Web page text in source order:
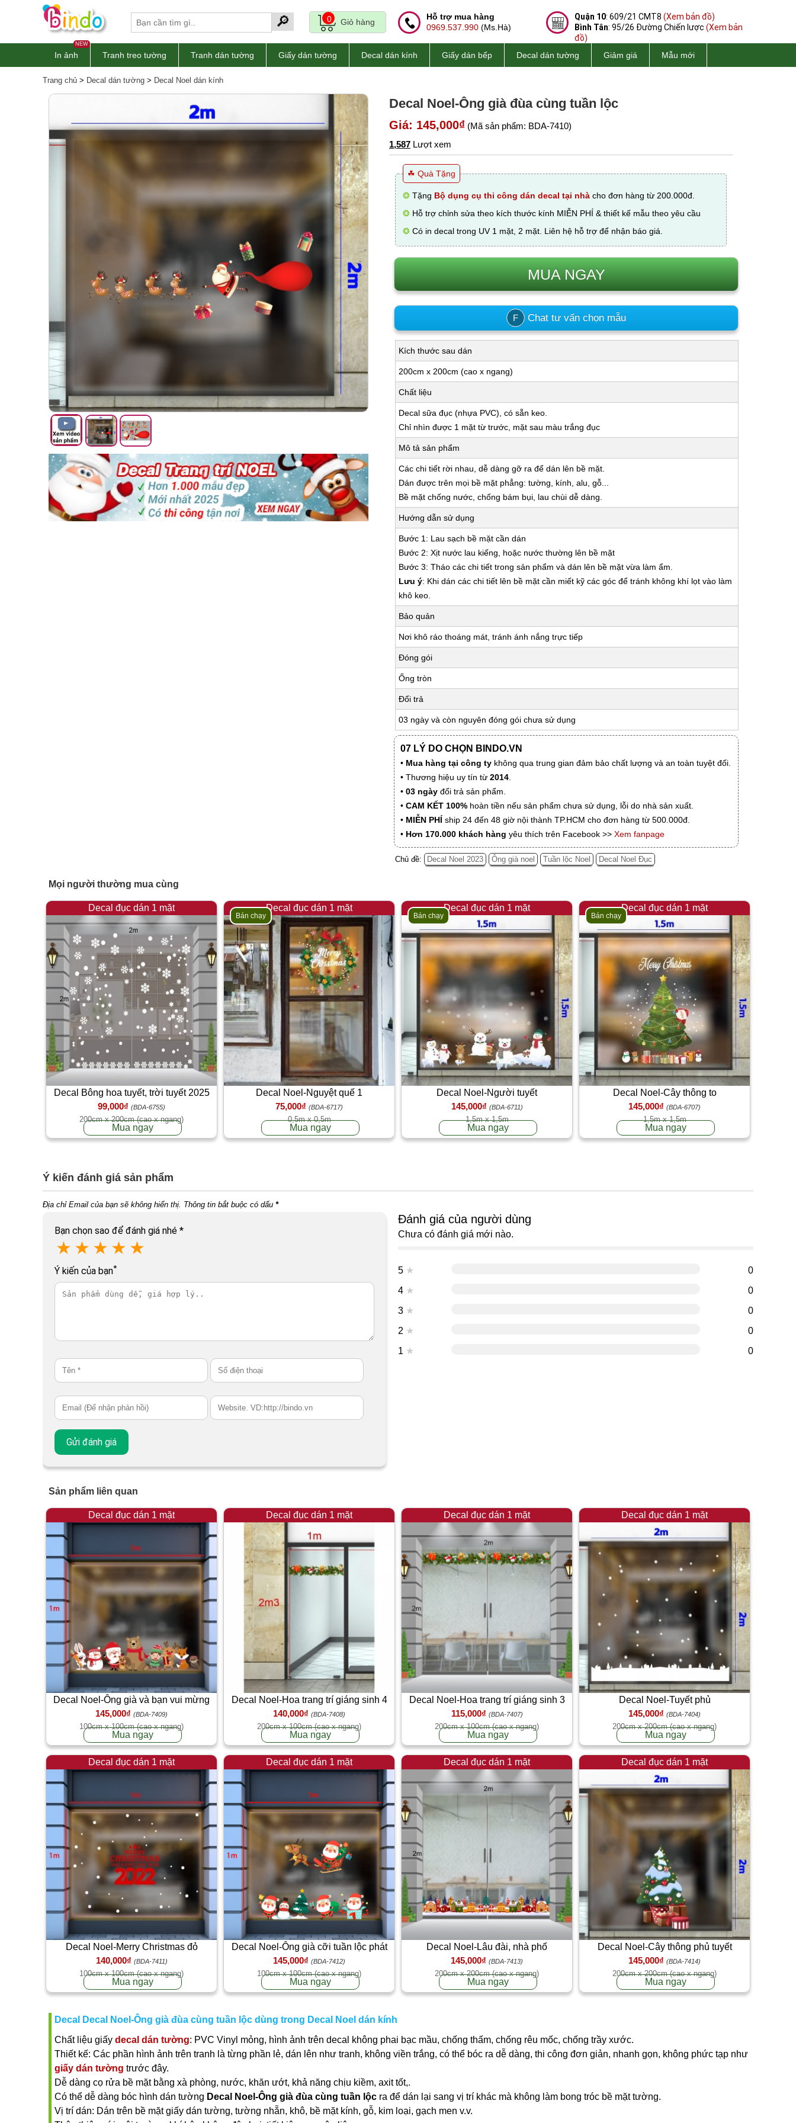
🔎 0 Giỏ hàng
Hỗ trợ mua hàng
0969.537.990 (Ms.Hà)
Quận 10: 609/21 CMT8 (Xem bản đồ)
Bình Tân: 95/26 Đường Chiến lược (Xem bản
đồ)
NEW
In ảnh Tranh treo tường Tranh dán tường Giấy dán tường Decal dán kính Giấy dán bếp Decal dán tường Giảm giá Mẫu mới
Trang chủ > Decal dán tường > Decal Noel dán kính
Decal Noel-Ông già đùa cùng tuần lộc
Giá: 145,000₫ (Mã sản phẩm: BDA-7410)
1,587 Lượt xem
☘ Quà Tặng
❂ Tặng Bộ dụng cụ thi công dán decal tại nhà cho đơn hàng từ 200.000đ.
❂ Hỗ trợ chỉnh sửa theo kích thước kính MIỄN PHÍ & thiết kế mẫu theo yêu cầu
❂ Có in decal trong UV 1 mặt, 2 mặt. Liên hệ hỗ trợ để nhận báo giá.
MUA NGAY
F Chat tư vấn chọn mẫu
Kích thước sau dán
200cm x 200cm (cao x ngang)
Chất liệu
Decal sữa đục (nhựa PVC), có sẵn keo.
Chỉ nhìn được 1 mặt từ trước, mặt sau màu trắng đục
Mô tả sản phẩm
Các chi tiết rời nhau, dễ dàng gỡ ra để dán lên bề mặt.
Dán được trên mọi bề mặt phẳng: tường, kính, alu, gỗ...
Bề mặt chống nước, chống bám bụi, lau chùi dễ dàng.
Hướng dẫn sử dụng
Bước 1: Lau sạch bề mặt cần dán
Bước 2: Xịt nước lau kiếng, hoặc nước thường lên bề mặt
Bước 3: Tháo các chi tiết trong sản phẩm và dán lên bề mặt vừa làm ẩm.
Lưu ý: Khi dán các chi tiết lên bề mặt cần miết kỹ các góc để tránh không khí lọt vào làm
khô keo.
Bảo quản
Nơi khô ráo thoáng mát, tránh ánh nắng trực tiếp
Đóng gói
Ống tròn
Đổi trả
03 ngày và còn nguyên đóng gói chưa sử dụng
07 LÝ DO CHỌN BINDO.VN
• Mua hàng tại công ty không qua trung gian đảm bảo chất lượng và an toàn tuyệt đối.
• Thương hiệu uy tín từ 2014
• 03 ngày đổi trả sản phẩm.
• CAM KẾT 100% hoàn tiền nếu sản phẩm chưa sử dụng, lỗi do nhà sản xuất.
• MIỄN PHÍ ship 24 đến 48 giờ nội thành TP.HCM cho đơn hàng từ 500.000đ.
• Hơn 170.000 khách hàng yêu thích trên Facebook >> Xem fanpage
Chủ đề: Decal Noel 2023 Ông già noel Tuần lộc Noel Decal Noel Đục
Mọi người thường mua cùng
Decal đục dán 1 mặt
Decal Bông hoa tuyết, trời tuyết 2025
99,000₫ (BDA-6755)
200cm x 200cm (cao x ngang)
Mua ngay
Decal đục dán 1 mặt
Bán chạy
Decal Noel-Nguyệt quế 1
75,000₫ (BDA-6717)
0,5m x 0,5m
Mua ngay
Decal đục dán 1 mặt
Bán chạy
Decal Noel-Người tuyết
145,000₫ (BDA-6711)
1,5m x 1,5m
Mua ngay
Decal đục dán 1 mặt
Bán chạy
Decal Noel-Cây thông to
145,000₫ (BDA-6707)
1,5m x 1,5m
Mua ngay
Ý kiến đánh giá sản phẩm
Địa chỉ Email của bạn sẽ không hiển thị. Thông tin bắt buộc có dấu *
Bạn chọn sao để đánh giá nhé *
★ ★ ★ ★ ★
Ý kiến của bạn*
Đánh giá của người dùng
Chưa có đánh giá mới nào.
5 ★
0
4 ★
0
3 ★
0
2 ★
0
1 ★ 0
Sản phẩm liên quan
Decal đục dán 1 mặt
Decal Noel-Ông già và bạn vui mừng
giáng sinh
145,000₫ (BDA-7409)
100cm x 100cm (cao x ngang)
Mua ngay
Decal đục dán 1 mặt
Decal Noel-Hoa trang trí giáng sinh 4
140,000₫ (BDA-7408)
200cm x 100cm (cao x ngang)
Mua ngay
Decal đục dán 1 mặt
Decal Noel-Hoa trang trí giáng sinh 3
115,000₫ (BDA-7407)
200cm x 100cm (cao x ngang)
Mua ngay
Decal đục dán 1 mặt
Decal Noel-Tuyết phủ
145,000₫ (BDA-7404)
200cm x 200cm (cao x ngang)
Mua ngay
Decal đục dán 1 mặt
Decal Noel-Merry Christmas đỏ
140,000₫ (BDA-7411)
100cm x 100cm (cao x ngang)
Mua ngay
Decal đục dán 1 mặt
Decal Noel-Ông già cỡi tuần lộc phát
quà cho bạn
145,000₫ (BDA-7412)
100cm x 100cm (cao x ngang)
Mua ngay
Decal đục dán 1 mặt
Decal Noel-Lâu đài, nhà phố
145,000₫ (BDA-7413)
200cm x 200cm (cao x ngang)
Mua ngay
Decal đục dán 1 mặt
Decal Noel-Cây thông phủ tuyết
145,000₫ (BDA-7414)
200cm x 200cm (cao x ngang)
Mua ngay
Decal Decal Noel-Ông già đùa cùng tuần lộc dùng trong Decal Noel dán kính
Chất liệu giấy decal dán tường: PVC Vinyl mỏng, hình ảnh trên decal không phai bạc mầu, chống thấm, chống rêu mốc, chống trầy xước.
Thiết kế: Các phần hình ảnh trên tranh là từng phần lẻ, dán lên như tranh, không viền trắng, có thể bóc ra dễ dàng, thi công đơn giản, nhanh gọn, không phức tạp như
giấy dán tường trước đây.
Dễ dàng cọ rửa bề mặt bằng xà phòng, nước, khăn ướt, khả năng chịu kiềm, axit tốt,.
Có thể dễ dàng bóc hình dán tường Decal Noel-Ông già đùa cùng tuần lộc ra để dán lại sang vị trí khác mà không làm bong tróc bề mặt tường.
Vị trí dán: Dán trên bề mặt giấy dán tường, tường nhẵn, khô, bề mặt kính, gỗ, kim loại, gạch men v.v.